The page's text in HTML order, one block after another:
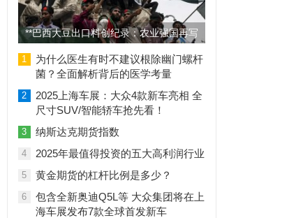
**巴西大豆出口料创纪录：农业强国再写
辉煌篇章**
1
为什么医生有时不建议根除幽门螺杆
菌？全面解析背后的医学考量
2
2025上海车展：大众4款新车亮相 全
尺寸SUV/智能轿车抢先看！
3 纳斯达克期货指数
4 2025年最值得投资的五大高利润行业
5 黄金期货的杠杆比例是多少？
6
包含全新奥迪Q5L等 大众集团将在上
海车展发布7款全球首发新车